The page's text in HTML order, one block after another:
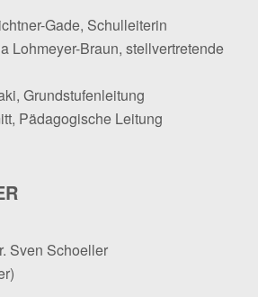
Gade, Schulleiterin
Lohmeyer-Braun, stellvertretende
Grundstufenleitung
Pädagogische Leitung
Sven Schoeller